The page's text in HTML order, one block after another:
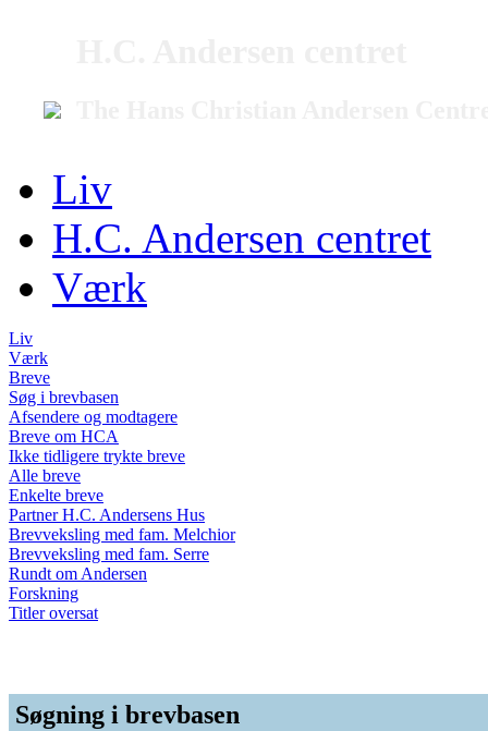
Liv
H.C. Andersen centret
Værk
Liv
Værk
Breve
Søg i brevbasen
Afsendere og modtagere
Breve om HCA
Ikke tidligere trykte breve
Alle breve
Enkelte breve
Partner H.C. Andersens Hus
Brevveksling med fam. Melchior
Brevveksling med fam. Serre
Rundt om Andersen
Forskning
Titler oversat
Søgning i brevbasen